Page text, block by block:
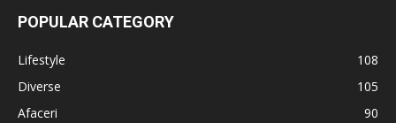
POPULAR CATEGORY
Lifestyle
108
Diverse
105
Afaceri
90